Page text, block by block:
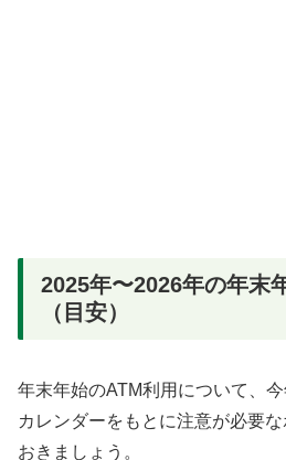
2025年〜2026年の年末
（目安）
年末年始のATM利用について、
カレンダーをもとに注意が必要
おきましょう。